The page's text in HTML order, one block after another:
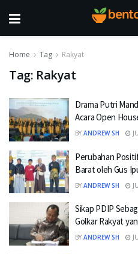
Home Tag Rakyat
Tag: Rakyat
Drama Putri
Acara Open
BY ANDREW SH
Perubahan
Barat oleh Gus
BY ANDREW SH
Sikap PDIP
Golkar Rakyat
BY ANDREW SH